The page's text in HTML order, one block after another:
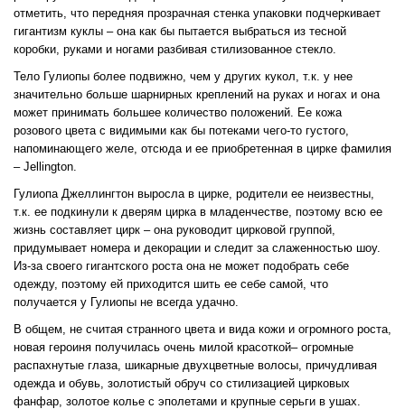
отметить, что передняя прозрачная стенка упаковки подчеркивает
гигантизм куклы – она как бы пытается выбраться из тесной
коробки, руками и ногами разбивая стилизованное стекло.
Тело Гулиопы более подвижно, чем у других кукол, т.к. у нее
значительно больше шарнирных креплений на руках и ногах и она
может принимать большее количество положений. Ее кожа
розового цвета с видимыми как бы потеками чего-то густого,
напоминающего желе, отсюда и ее приобретенная в цирке фамилия
– Jellington.
Гулиопа Джеллингтон выросла в цирке, родители ее неизвестны,
т.к. ее подкинули к дверям цирка в младенчестве, поэтому всю ее
жизнь составляет цирк – она руководит цирковой группой,
придумывает номера и декорации и следит за слаженностью шоу.
Из-за своего гигантского роста она не может подобрать себе
одежду, поэтому ей приходится шить ее себе самой, что
получается у Гулиопы не всегда удачно.
В общем, не считая странного цвета и вида кожи и огромного роста,
новая героиня получилась очень милой красоткой– огромные
распахнутые глаза, шикарные двухцветные волосы, причудливая
одежда и обувь, золотистый обруч со стилизацией цирковых
фанфар, золотое колье с эполетами и крупные серьги в ушах.